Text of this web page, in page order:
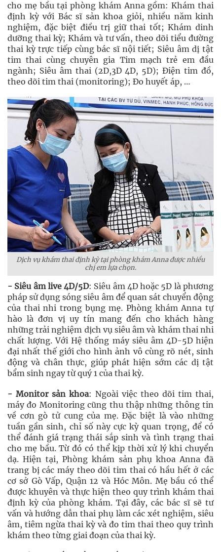
cho mẹ bầu tại phòng khám Anna gồm: Khám thai
định kỳ với Bác sĩ sản khoa giỏi, nhiều năm kinh
nghiệm, đặc biệt điều trị giữ thai tốt; Khám dinh
dưỡng thai kỳ; Khám và tư vấn, theo dõi tiểu đường
thai kỳ trực tiếp cùng bác sĩ nội tiết; Siêu âm dị tật
tim thai cùng chuyên gia Tim mạch trẻ em đầu
ngành; Siêu âm thai (2D,3D 4D, 5D); Điện tim đồ,
theo dõi tim thai (monitoring); Đo huyết áp, …
Dịch vụ khám thai định kỳ tại phòng khám Anna được nhiều
chị em lựa chọn.
- Siêu âm live 4D/5D: Siêu âm 4D hoặc 5D là phương
pháp sử dụng sóng siêu âm để quan sát chuyển động
của thai nhi trong bụng mẹ. Phòng khám Anna tự
hào là đơn vị uy tín mang đến cho khách hàng
những trải nghiệm dịch vụ siêu âm và khám thai nhi
chất lượng. Với Hệ thống máy siêu âm 4D-5D hiện
đại nhất thế giới cho hình ảnh vô cùng rõ nét, sinh
động và chân thực, giúp phát hiện sớm các dị tật
bẩm sinh ngay từ quý 1 của thai kỳ.
- Monitor sản khoa: Ngoài việc theo dõi tim thai,
máy đo Monitoring cũng thu thập những thông tin
về cơn gò tử cung của mẹ. Đặc biệt là vào những
tuần gần sinh, chỉ số này cực kỳ quan trọng, để có
thể đánh giá trạng thái sắp sinh và tình trạng thai
cho mẹ bầu. Từ đó có thể kịp thời xử lý khi chuyển
dạ. Hiện tại, Phòng khám sản phụ khoa Anna đã
trang bị các máy theo dõi tim thai có hầu hết ở các
cơ sở Gò Vấp, Quận 12 và Hóc Môn. Mẹ bầu có thể
được khuyên và thực hiện theo quy trình khám thai
định kỳ của phòng khám. Tại đây, các bác sĩ sẽ tư
vấn và hướng dẫn thai phụ làm các xét nghiệm, siêu
âm, tiêm ngừa thai kỳ và đo tim thai theo quy trình
khám theo từng giai đoạn của thai kỳ.